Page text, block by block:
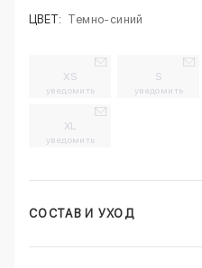
ЦВЕТ: Темно-синий
XS
уведомить
S
уведомить
XL
уведомить
СОСТАВ И УХОД